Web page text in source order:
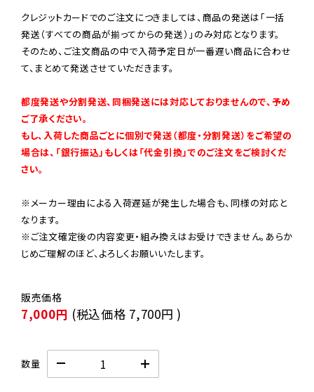
クレジットカードでのご注文につきましては、商品の発送は「一括
発送（すべての商品が揃ってからの発送）」のみ対応となります。
そのため、ご注文商品の中で入荷予定日が一番遅い商品に合わせ
て、まとめて発送させていただきます。
都度発送や分割発送、同梱発送には対応しておりませんので、予め
ご了承ください。
もし、入荷した商品ごとに個別で発送（都度・分割発送）をご希望の
場合は、「銀行振込」もしくは「代金引換」でのご注文をご検討くだ
さい。
※メーカー理由による入荷遅延が発生した場合も、同様の対応と
なります。
※ご注文確定後の内容変更・組み換えはお受けできません。あらか
じめご理解のほど、よろしくお願いいたします。
7,000円 (税込価格 7,700円 )
数量